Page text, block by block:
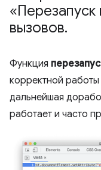
«Перезапуск
вызовов.
Функция
корректной работы
дальнейшая
работает и часто